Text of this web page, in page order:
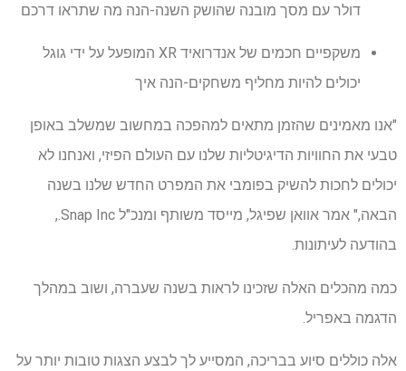
דולר עם מסך מובנה שהושק השנה-הנה מה שתראו דרכם
משקפיים חכמים של אנדרואיד XR המופעל על ידי גוגל
יכולים להיות מחליף משחקים-הנה איך
"אנו מאמינים שהזמן מתאים למהפכה במחשוב שמשלב באופן
טבעי את החוויות הדיגיטליות שלנו עם העולם הפיזי, ואנחנו לא
יכולים לחכות להשיק בפומבי את המפרט החדש שלנו בשנה
הבאה," אמר אוואן שפיגל, מייסד משותף ומנכ"ל Snap Inc.,
בהודעה לעיתונות.
כמה מהכלים האלה שזכינו לראות בשנה שעברה, ושוב במהלך
הדגמה באפריל.
אלה כוללים סיוע בבריכה, המסייע לך לבצע הצגות טובות יותר על